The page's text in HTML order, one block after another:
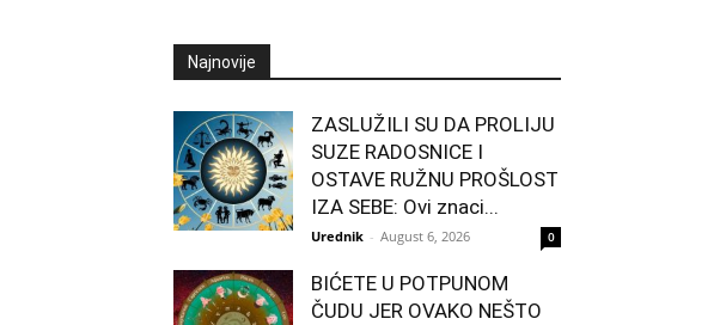
Najnovije
ZASLUŽILI SU DA PROLIJU
SUZE RADOSNICE I
OSTAVE RUŽNU PROŠLOST
IZA SEBE: Ovi znaci...
Urednik - August 6, 2026 0
BIĆETE U POTPUNOM
ČUDU JER OVAKO NEŠTO